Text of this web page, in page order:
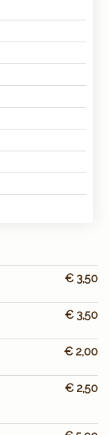
€ 3,50
€ 3,50
€ 2,00
€ 2,50